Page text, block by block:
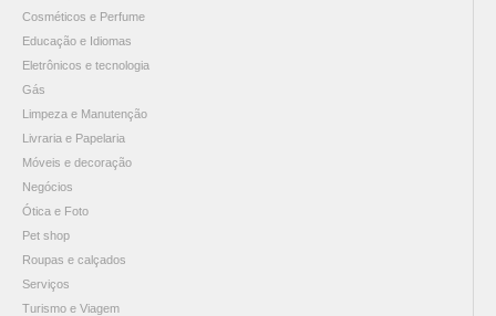
Cosméticos e Perfume
Educação e Idiomas
Eletrônicos e tecnologia
Gás
Limpeza e Manutenção
Livraria e Papelaria
Móveis e decoração
Negócios
Ótica e Foto
Pet shop
Roupas e calçados
Serviços
Turismo e Viagem